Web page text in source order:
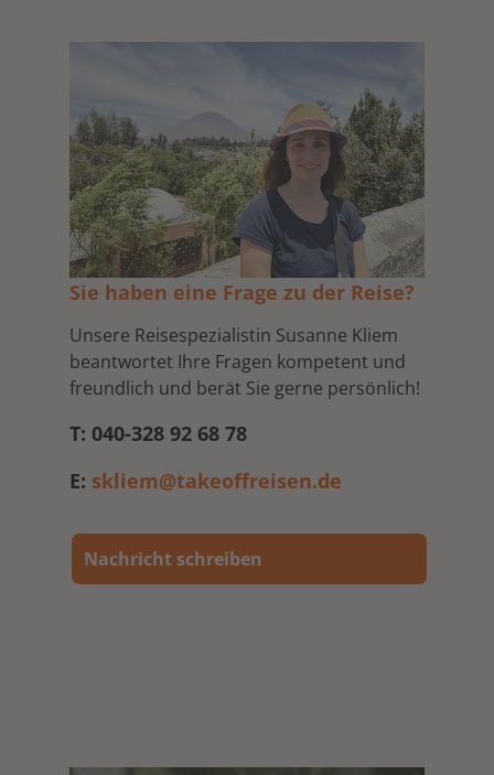
Sie haben eine Frage zu der Reise?
Unsere Reisespezialistin Susanne Kliem
beantwortet Ihre Fragen kompetent und
freundlich und berät Sie gerne persönlich!
T: 040-328 92 68 78
E: skliem@takeoffreisen.de
Nachricht schreiben